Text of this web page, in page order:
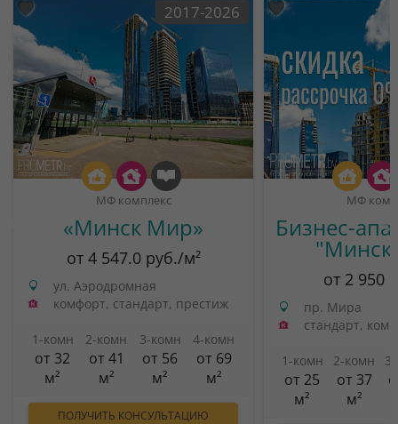
2017-2026
МФ комплекс
«Минск Мир»
от 4 547.0 руб./м²
ул. Аэродромная
комфорт, стандарт, престиж
1-комн
от 32
м²
2-комн
от 41
м²
3-комн
от 56
м²
4-комн
от 69
м²
ПОЛУЧИТЬ КОНСУЛЬТАЦИЮ
МФ
Бизнес-
от 2 950
пр. Мира
стандарт,
1-комн
от 25
м²
2-комн
от 37
м²